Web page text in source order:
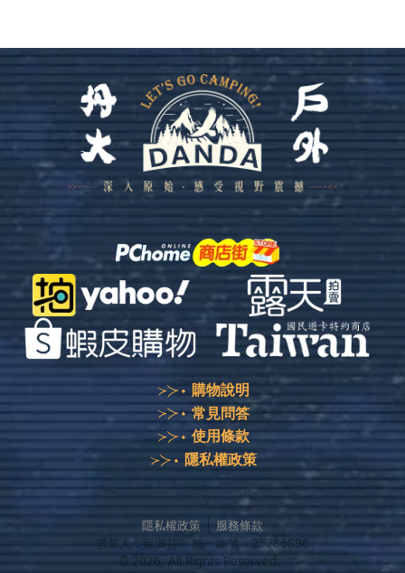
購物說明
常見問答
使用條款
隱私權政策
隱私權政策
服務條款
營業人： 蘇淑芬 統一編號： 25286896
© 2026, All Rights Reserved.